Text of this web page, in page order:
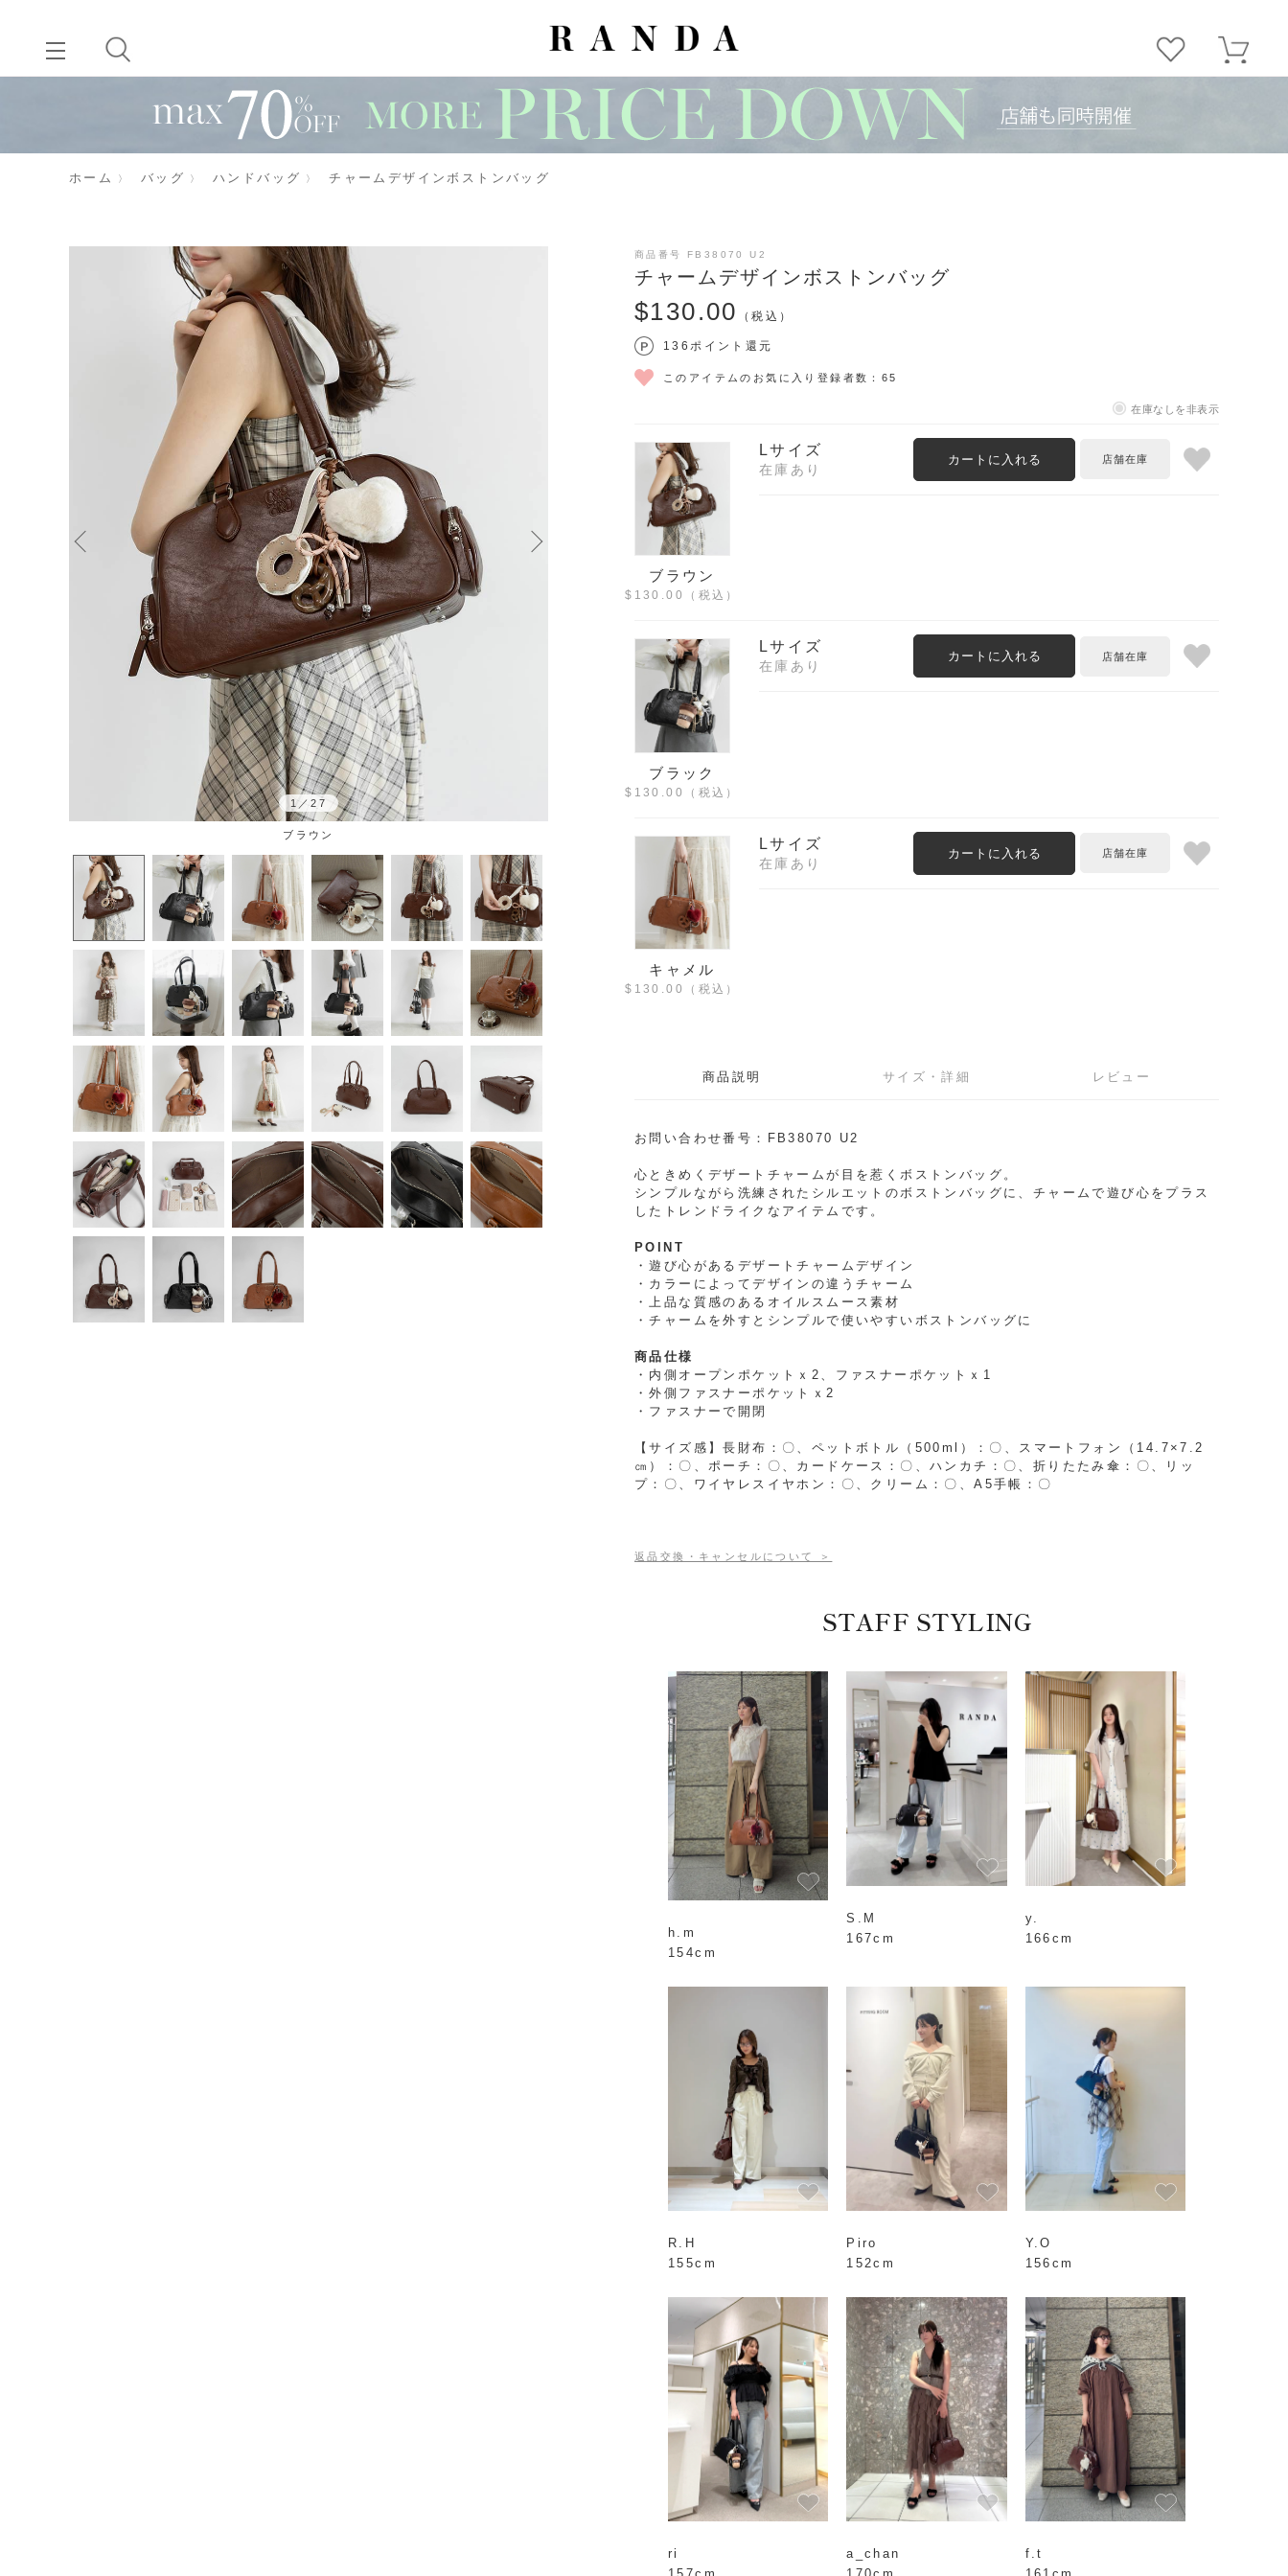
ホーム バッグ ハンドバッグ チャームデザインボストンバッグ
1／27
ブラウン
商品番号 FB38070 U2
チャームデザインボストンバッグ
$‌130.00 （税込）
136ポイント還元
このアイテムのお気に入り登録者数： 65
在庫なしを非表示
ブラウン
$‌130.00 （税込）
Lサイズ
在庫あり
カートに入れる
ブラック
$‌130.00 （税込）
Lサイズ
在庫あり
カートに入れる
キャメル
$‌130.00 （税込）
Lサイズ
在庫あり
カートに入れる
商品説明 サイズ・詳細 レビュー
お問い合わせ番号：FB38070 U2
心ときめくデザートチャームが目を惹くボストンバッグ。
シンプルながら洗練されたシルエットのボストンバッグに、チャームで遊び心をプラス
したトレンドライクなアイテムです。
POINT
・遊び心があるデザートチャームデザイン
・カラーによってデザインの違うチャーム
・上品な質感のあるオイルスムース素材
・チャームを外すとシンプルで使いやすいボストンバッグに
商品仕様
・内側オープンポケットｘ2、ファスナーポケットｘ1
・外側ファスナーポケットｘ2
・ファスナーで開閉
【サイズ感】長財布：〇、ペットボトル（500ml）：〇、スマートフォン（14.7×7.2
㎝）：〇、ポーチ：〇、カードケース：〇、ハンカチ：〇、折りたたみ傘：〇、リッ
プ：〇、ワイヤレスイヤホン：〇、クリーム：〇、A5手帳：〇
返品交換・キャンセルについて ＞
STAFF STYLING
h.m
154cm
S.M
167cm
y.
166cm
R.H
155cm
Piro
152cm
Y.O
156cm
ri
a_chan
f.t